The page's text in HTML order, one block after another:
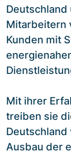
Deutschland
Mitarbeitern
Kunden mit
Mit ihrer
treiben sie
Ausbau der